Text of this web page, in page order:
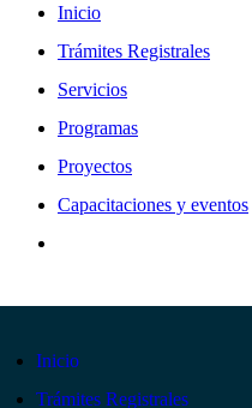
Inicio
Trámites Registrales
Servicios
Programas
Proyectos
Capacitaciones y eventos
Inicio
Trámites Registrales